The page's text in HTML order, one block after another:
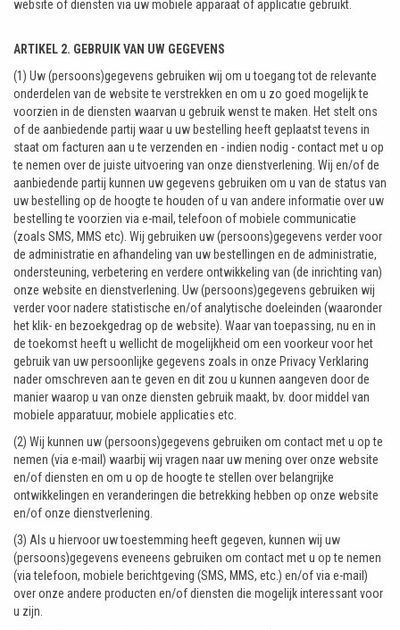
website of diensten via uw mobiele apparaat of applicatie gebruikt.
ARTIKEL 2. GEBRUIK VAN UW GEGEVENS
(1) Uw (persoons)gegevens gebruiken wij om u toegang tot de relevante
onderdelen van de website te verstrekken en om u zo goed mogelijk te
voorzien in de diensten waarvan u gebruik wenst te maken. Het stelt ons
of de aanbiedende partij waar u uw bestelling heeft geplaatst tevens in
staat om facturen aan u te verzenden en - indien nodig - contact met u op
te nemen over de juiste uitvoering van onze dienstverlening. Wij en/of de
aanbiedende partij kunnen uw gegevens gebruiken om u van de status van
uw bestelling op de hoogte te houden of u van andere informatie over uw
bestelling te voorzien via e-mail, telefoon of mobiele communicatie
(zoals SMS, MMS etc). Wij gebruiken uw (persoons)gegevens verder voor
de administratie en afhandeling van uw bestellingen en de administratie,
ondersteuning, verbetering en verdere ontwikkeling van (de inrichting van)
onze website en dienstverlening. Uw (persoons)gegevens gebruiken wij
verder voor nadere statistische en/of analytische doeleinden (waaronder
het klik- en bezoekgedrag op de website). Waar van toepassing, nu en in
de toekomst heeft u wellicht de mogelijkheid om een voorkeur voor het
gebruik van uw persoonlijke gegevens zoals in onze Privacy Verklaring
nader omschreven aan te geven en dit zou u kunnen aangeven door de
manier waarop u van onze diensten gebruik maakt, bv. door middel van
mobiele apparatuur, mobiele applicaties etc.
(2) Wij kunnen uw (persoons)gegevens gebruiken om contact met u op te
nemen (via e-mail) waarbij wij vragen naar uw mening over onze website
en/of diensten en om u op de hoogte te stellen over belangrijke
ontwikkelingen en veranderingen die betrekking hebben op onze website
en/of onze dienstverlening.
(3) Als u hiervoor uw toestemming heeft gegeven, kunnen wij uw
(persoons)gegevens eveneens gebruiken om contact met u op te nemen
(via telefoon, mobiele berichtgeving (SMS, MMS, etc.) en/of via e-mail)
over onze andere producten en/of diensten die mogelijk interessant voor
u zijn.